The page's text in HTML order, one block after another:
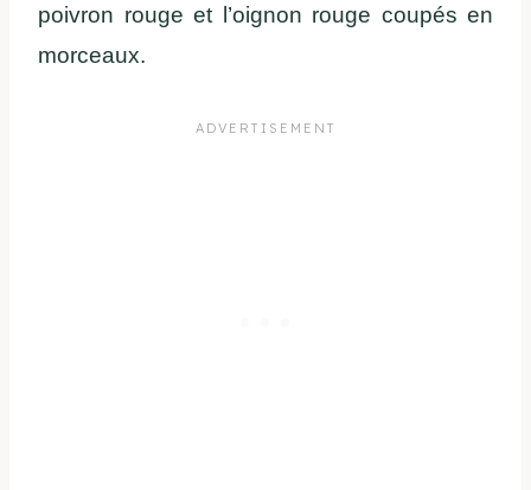
poivron rouge et l’oignon rouge coupés en
morceaux.